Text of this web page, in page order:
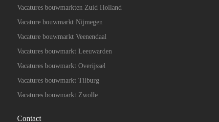
Vacatures bouwmarkten Zuid Holland
Vacature bouwmarkt Nijmegen
Vacature bouwmarkt Veenendaal
Vacatures bouwmarkt Leeuwarden
Vacatures bouwmarkt Overijssel
Vacatures bouwmarkt Tilburg
Vacatures bouwmarkt Zwolle
Contact